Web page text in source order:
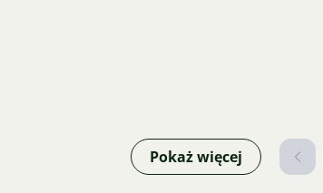
Pokaż więcej